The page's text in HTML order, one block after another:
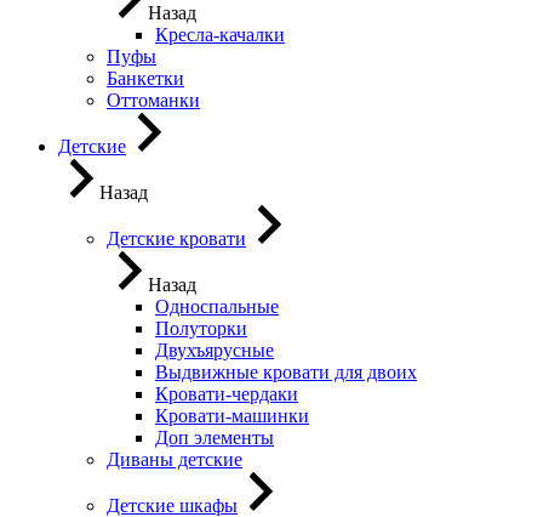
Назад
Кресла-качалки
Пуфы
Банкетки
Оттоманки
Детские
Назад
Детские кровати
Назад
Односпальные
Полуторки
Двухъярусные
Выдвижные кровати для двоих
Кровати-чердаки
Кровати-машинки
Доп элементы
Диваны детские
Детские шкафы